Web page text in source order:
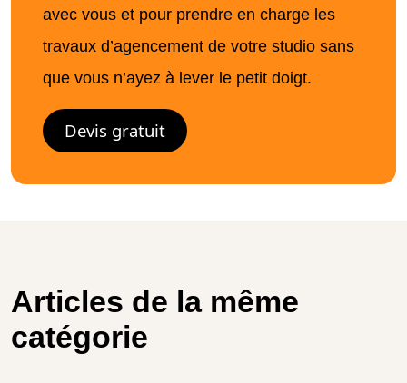
avec vous et pour prendre en charge les
travaux d’agencement de votre studio sans
que vous n’ayez à lever le petit doigt.
Devis gratuit
Articles de la même
catégorie